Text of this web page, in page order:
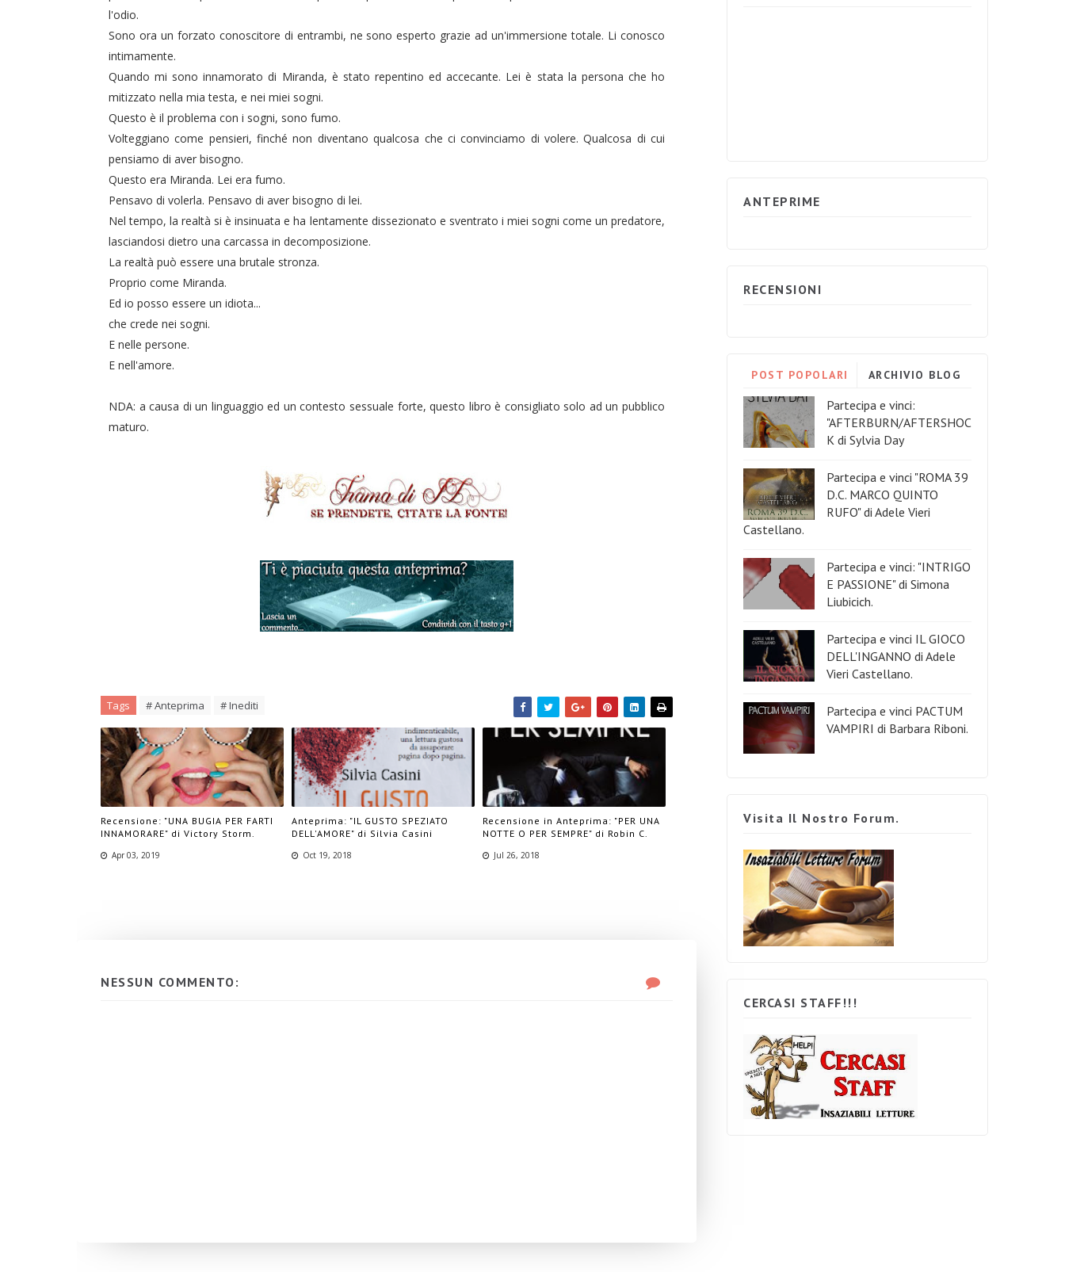
l'odio.
Sono ora un forzato conoscitore di entrambi, ne sono esperto grazie ad un'immersione totale. Li conosco
intimamente.
Quando mi sono innamorato di Miranda, è stato repentino ed accecante. Lei è stata la persona che ho
mitizzato nella mia testa, e nei miei sogni.
Questo è il problema con i sogni, sono fumo.
Volteggiano come pensieri, finché non diventano qualcosa che ci convinciamo di volere. Qualcosa di cui
pensiamo di aver bisogno.
Questo era Miranda. Lei era fumo.
Pensavo di volerla. Pensavo di aver bisogno di lei.
Nel tempo, la realtà si è insinuata e ha lentamente dissezionato e sventrato i miei sogni come un predatore,
lasciandosi dietro una carcassa in decomposizione.
La realtà può essere una brutale stronza.
Proprio come Miranda.
Ed io posso essere un idiota...
che crede nei sogni.
E nelle persone.
E nell'amore.
NDA: a causa di un linguaggio ed un contesto sessuale forte, questo libro è consigliato solo ad un pubblico
maturo.
Tags # Anteprima # Inediti
Recensione: "UNA BUGIA PER FARTI
INNAMORARE" di Victory Storm.
Apr 03, 2019
Anteprima: "IL GUSTO SPEZIATO
DELL'AMORE" di Silvia Casini
Oct 19, 2018
Recensione in Anteprima: "PER UNA
NOTTE O PER SEMPRE" di Robin C.
Jul 26, 2018
NESSUN COMMENTO:
ANTEPRIME
RECENSIONI
POST POPOLARI ARCHIVIO BLOG
Partecipa e vinci:
"AFTERBURN/AFTERSHOC
K di Sylvia Day
Partecipa e vinci "ROMA 39
D.C. MARCO QUINTO
RUFO" di Adele Vieri
Castellano.
Partecipa e vinci: "INTRIGO
E PASSIONE" di Simona
Liubicich.
Partecipa e vinci IL GIOCO
DELL'INGANNO di Adele
Vieri Castellano.
Partecipa e vinci PACTUM
VAMPIRI di Barbara Riboni.
Visita Il Nostro Forum.
CERCASI STAFF!!!